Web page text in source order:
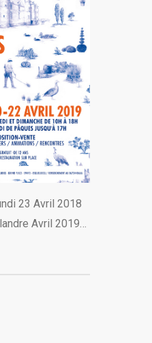
23 Avril 2018
Avril 2019…